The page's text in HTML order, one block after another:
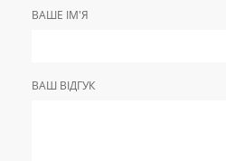
ВАШЕ ІМ'Я
ВАШ ВІДГУК